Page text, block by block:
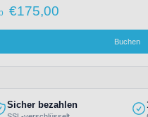
€175,00
Buchen
Sicher bezahlen